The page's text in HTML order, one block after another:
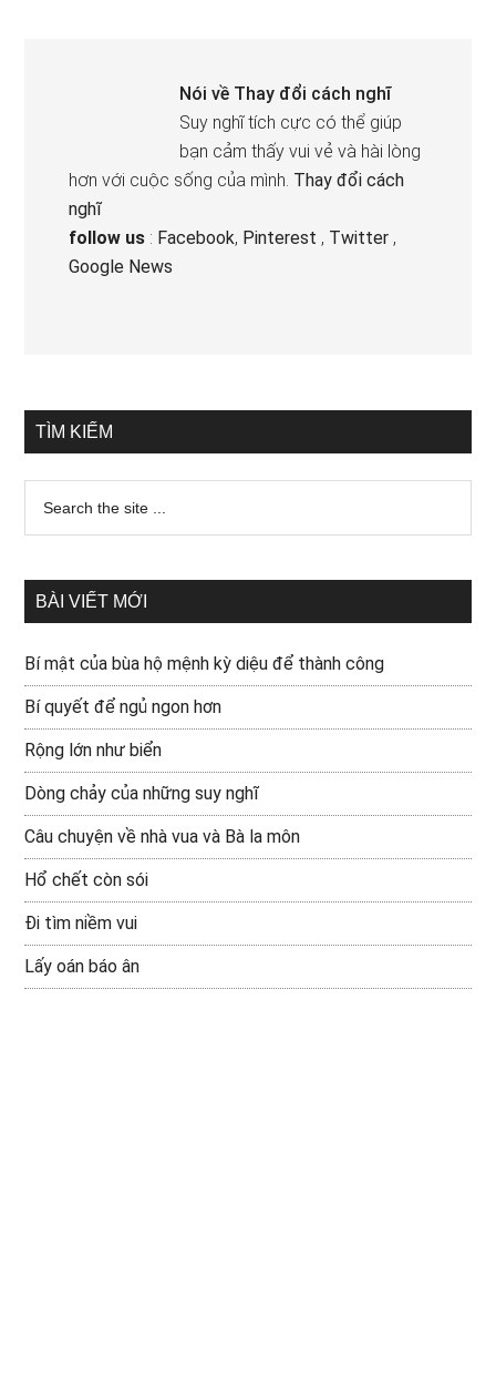
Nói về Thay đổi cách nghĩ
Suy nghĩ tích cực có thể giúp
bạn cảm thấy vui vẻ và hài lòng
hơn với cuộc sống của mình. Thay đổi cách
nghĩ
follow us : Facebook, Pinterest , Twitter ,
Google News
TÌM KIẾM
BÀI VIẾT MỚI
Bí mật của bùa hộ mệnh kỳ diệu để thành công
Bí quyết để ngủ ngon hơn
Rộng lớn như biển
Dòng chảy của những suy nghĩ
Câu chuyện về nhà vua và Bà la môn
Hổ chết còn sói
Đi tìm niềm vui
Lấy oán báo ân